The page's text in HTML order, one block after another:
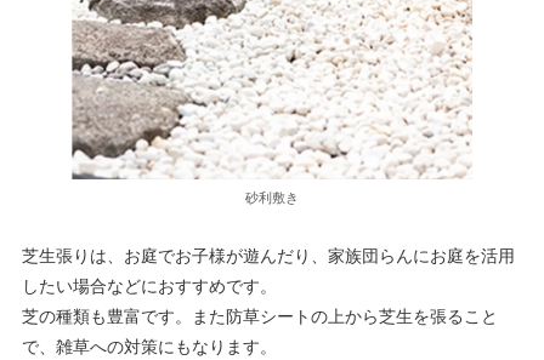
砂利敷き
芝生張りは、お庭でお子様が遊んだり、家族団らんにお庭を活用
したい場合などにおすすめです。
芝の種類も豊富です。また防草シートの上から芝生を張ること
で、雑草への対策にもなります。